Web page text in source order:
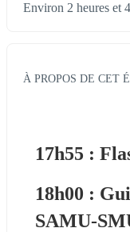
Environ 2 heures et
À PROPOS DE CET
17h55 :
18h00 :
SAMU-